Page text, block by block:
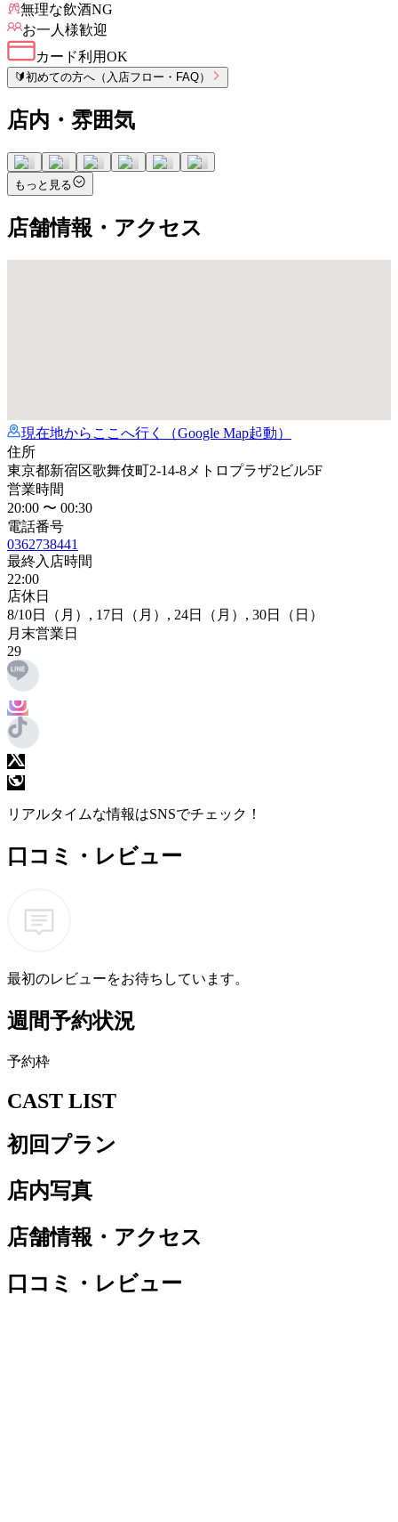
無理な飲酒NG
お一人様歓迎
カード利用OK
🔰初めての方へ（入店フロー・FAQ）
店内・雰囲気
もっと見る
店舗情報・アクセス
現在地からここへ行く（Google Map起動）
住所
東京都新宿区歌舞伎町2-14-8メトロプラザ2ビル5F
営業時間
20:00 〜 00:30
電話番号
0362738441
最終入店時間
22:00
店休日
8/10日 （月）, 17日 （月）, 24日 （月）, 30日
（日）
月末営業日
29
リアルタイムな情報はSNSでチェック！
口コミ・レビュー
最初のレビューをお待ちしています。
週間予約状況
予約枠
CAST LIST
初回プラン
店内写真
店舗情報・アクセス
口コミ・レビュー